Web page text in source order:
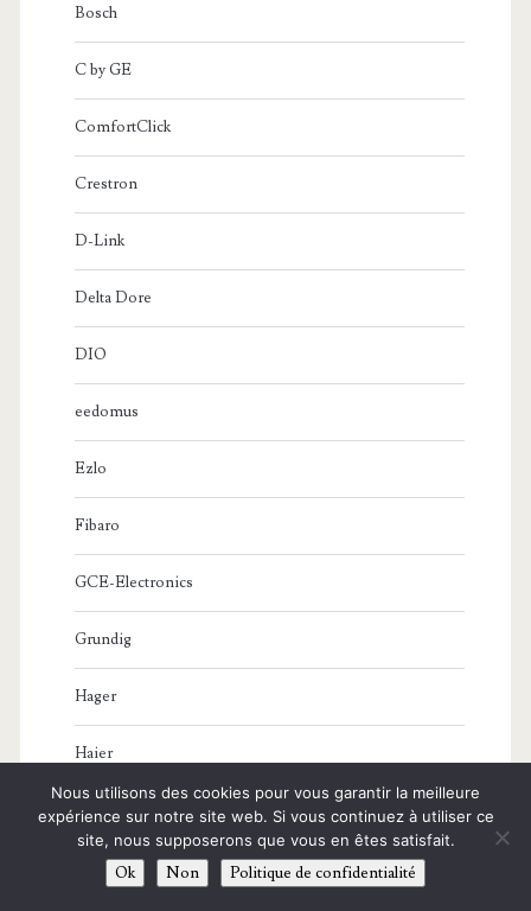
Bosch
C by GE
ComfortClick
Crestron
D-Link
Delta Dore
DIO
eedomus
Ezlo
Fibaro
GCE-Electronics
Grundig
Hager
Haier
Home Assistant
Homelive
Nous utilisons des cookies pour vous garantir la meilleure
expérience sur notre site web. Si vous continuez à utiliser ce
site, nous supposerons que vous en êtes satisfait.
Ok Non Politique de confidentialité